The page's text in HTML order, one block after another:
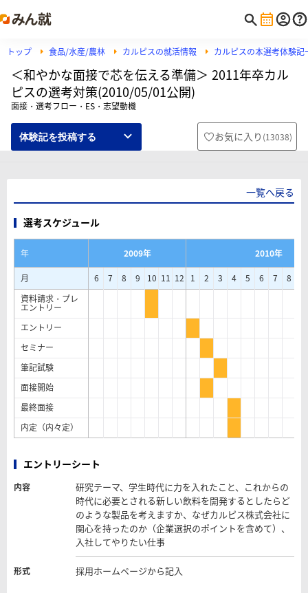
トップ 食品/水産/農林 カルピスの就活情報 カルピスの本選考体験記
＜和やかな面接で芯を伝える準備＞ 2011年卒カル
ピスの選考対策(2010/05/01公開)
面接・選考フロー・ES・志望動機
体験記を投稿する お気に入り (13038)
一覧へ戻る
選考スケジュール
年 2009年
2010年
月
6 7 8 9 10 11 12 1 2 3 4 5 6 7 8
資料請求・プレ
エントリー
エントリー
セミナー
筆記試験
面接開始
最終面接
内定（内々定）
エントリーシート
内容
研究テーマ、学生時代に力を入れたこと、これからの
時代に必要とされる新しい飲料を開発するとしたらど
のような製品を考えますか、なぜカルピス株式会社に
関心を持ったのか（企業選択のポイントを含めて）、
入社してやりたい仕事
形式 採用ホームページから記入